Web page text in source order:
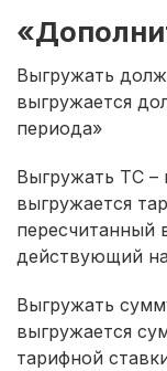
Выгружать
выгружается
периода»
Выгружать ТС –
выгружается
пересчитанный
действующий
Выгружать
выгружается
тарифной